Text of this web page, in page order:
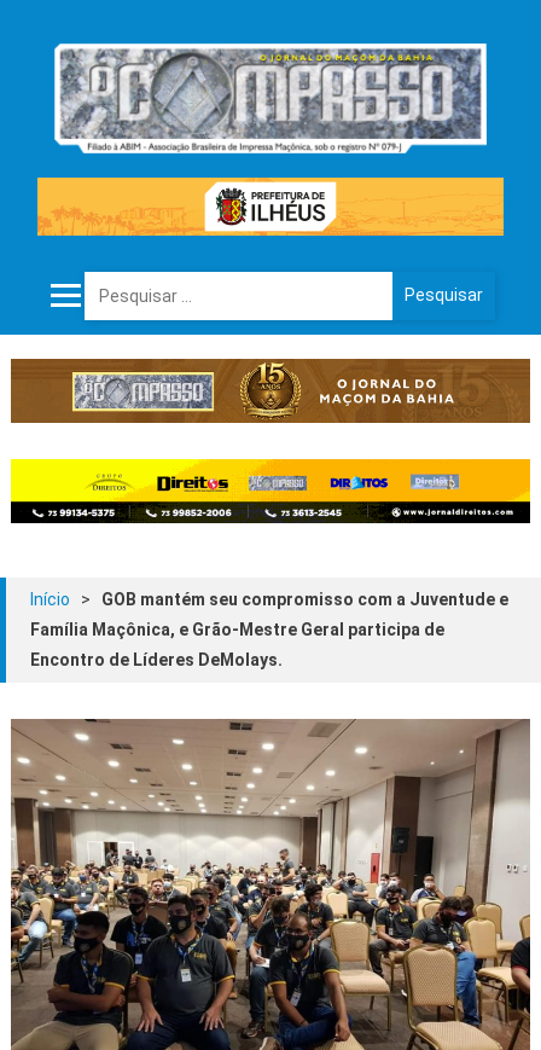
Pesquisar por:
Início >
GOB mantém seu compromisso com a Juventude e
Família Maçônica, e Grão-Mestre Geral participa de
Encontro de Líderes DeMolays.